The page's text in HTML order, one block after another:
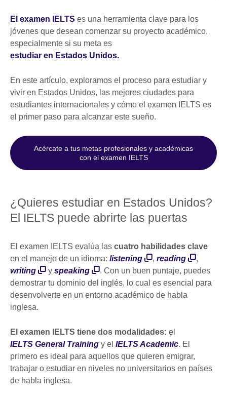
El examen IELTS es una herramienta clave para los
jóvenes que desean comenzar su proyecto académico,
especialmente si su meta es
estudiar en Estados Unidos.
En este artículo, exploramos el proceso para estudiar y
vivir en Estados Unidos, las mejores ciudades para
estudiantes internacionales y cómo el examen IELTS es
el primer paso para alcanzar este sueño.
Acércate a tus metas profesionales y académicas
con el examen IELTS
¿Quieres estudiar en Estados Unidos?
El IELTS puede abrirte las puertas
El examen IELTS evalúa las cuatro habilidades clave
en el manejo de un idioma: listening , reading
,
writing
y speaking
. Con un buen puntaje, puedes
demostrar tu dominio del inglés, lo cual es esencial para
desenvolverte en un entorno académico de habla
inglesa.
El examen IELTS tiene dos modalidades: el
IELTS General Training y el IELTS Academic. El
primero es ideal para aquellos que quieren emigrar,
trabajar o estudiar en niveles no universitarios en países
de habla inglesa.